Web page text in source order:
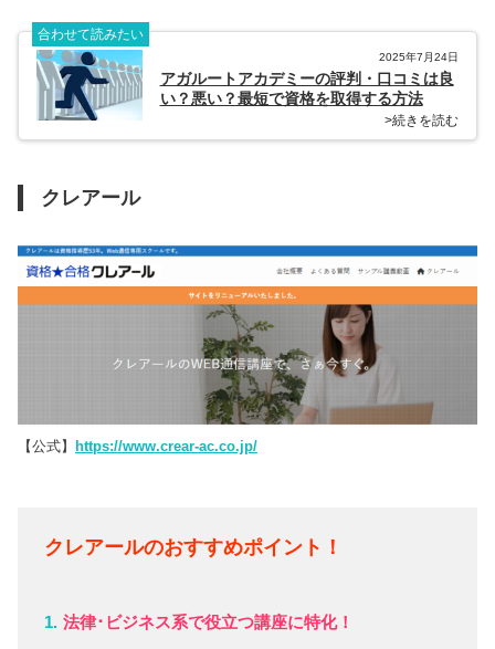
合わせて読みたい
2025年7月24日
アガルートアカデミーの評判・口コミは良
い？悪い？最短で資格を取得する方法
>続きを読む
クレアール
【公式】 https://www.crear-ac.co.jp/
クレアールのおすすめポイント！
法律･ビジネス系で役立つ講座に特化！